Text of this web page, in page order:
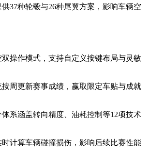
37种轮毂与26种尾翼方案，影响车辆空
操作模式，支持自定义按键布局与灵敏
周更新赛事成绩，赢取限定车贴与成就
系涵盖转向精度、油耗控制等12项技术
计算车辆碰撞损伤，影响后续比赛性能